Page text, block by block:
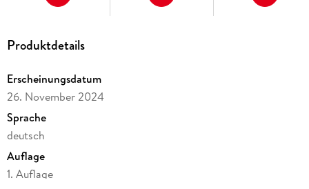
Produktdetails
Erscheinungsdatum
26. November 2024
Sprache
deutsch
Auflage
1. Auflage